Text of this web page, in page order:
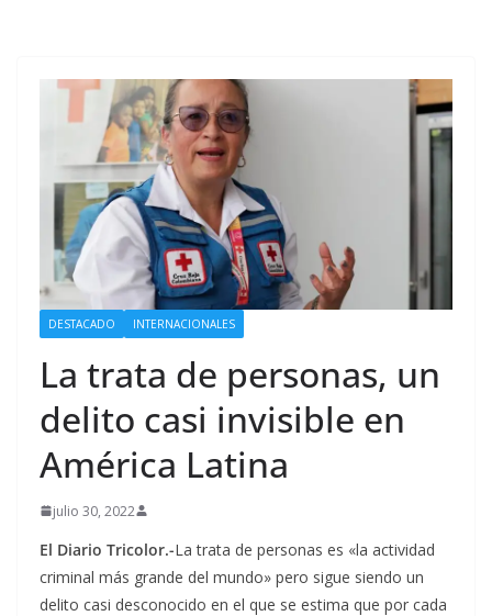
DESTACADO INTERNACIONALES
La trata de personas, un
delito casi invisible en
América Latina
julio 30, 2022
El Diario Tricolor.-La trata de personas es «la actividad
criminal más grande del mundo» pero sigue siendo un
delito casi desconocido en el que se estima que por cada